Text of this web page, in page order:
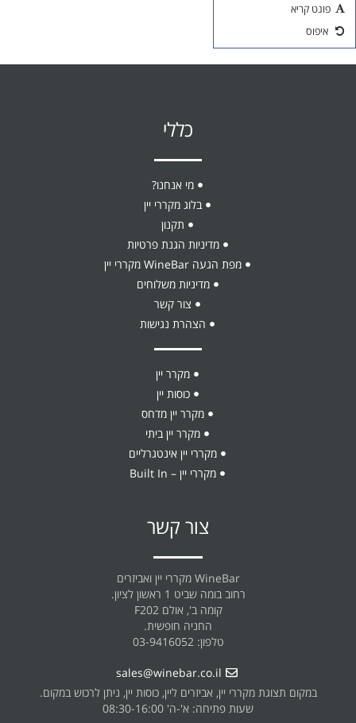
אביזרים ליין
כוסות יין
שנה טובה ומתוקה
כללי
מי אנחנו?
בלוג מקררי יין
תקנון
מדיניות הגנת פרטיות
מפת הגעה WineBar מקררי יין
מדיניות משלוחים
צור קשר
הצהרת נגישות
מקרר יין
כוסות יין
מקרר יין מדחס
מקרר יין ביתי
מקררי יין אינטגרליים
מקררי יין – Built In
צור קשר
WineBar מקררי יין ואביזרים
רחוב בומה שביט 1 ראשון לציון.
קומה ב', אולם F202
החניה חופשית.
טלפון: 03-9416052
sales@winebar.co.il
במקום תצוגת מקררי יין, אביזרים ליין, כוסות יין, ניתן לרכוש במקום.
שעות פתיחה: א'-ה' 08:30-16:00
פונט קריא
איפוס